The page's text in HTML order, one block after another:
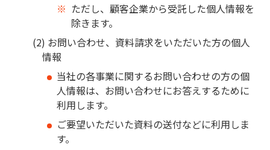
ただし、顧客企業から受託した個人情報を
除きます。
お問い合わせ、資料請求をいただいた方の個人
情報
当社の各事業に関するお問い合わせの方の個
人情報は、お問い合わせにお答えするために
利用します。
ご要望いただいた資料の送付などに利用しま
す。